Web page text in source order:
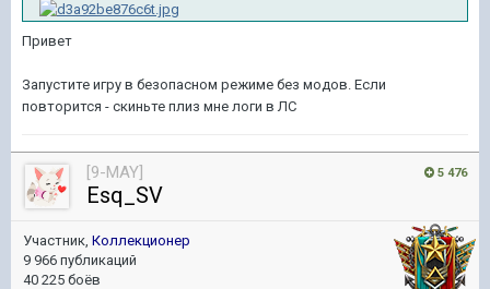
Привет
Запустите игру в безопасном режиме без модов. Если
повторится - скиньте плиз мне логи в ЛС
5 476
[9-MAY]
Esq_SV
Участник, Коллекционер
9 966 публикаций
40 225 боёв